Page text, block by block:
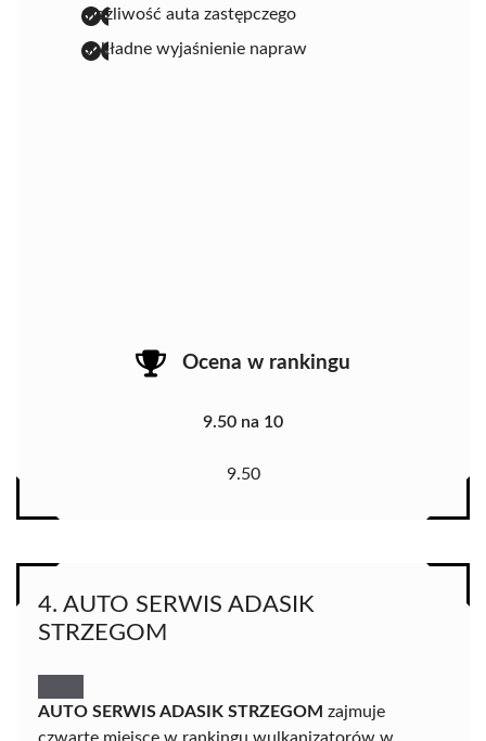
możliwość auta zastępczego
dokładne wyjaśnienie napraw
Ocena w rankingu
9.50 na 10
9.50
4. AUTO SERWIS ADASIK
STRZEGOM
AUTO SERWIS ADASIK STRZEGOM zajmuje